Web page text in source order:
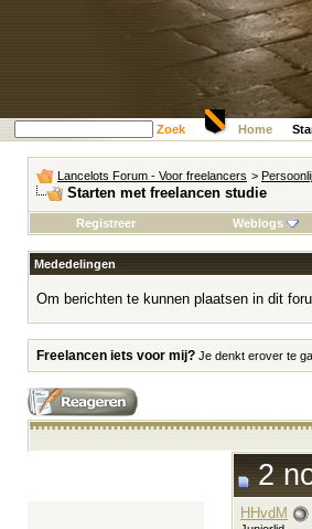
Zoek Home
Lancelots Forum - Voor freelancers >
Starten met freelancen studie
Registreer Weblogs
Mededelingen
Om berichten te kunnen plaatsen in dit
Freelancen iets voor mij? Je denkt erover te
2
HHvdM